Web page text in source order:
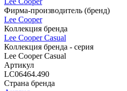
Фирма-производитель (бренд)
Lee Cooper
Коллекция бренда
Lee Cooper Casual
Коллекция бренда - серия
Lee Cooper Casual
Артикул
LC06464.490
Страна бренда